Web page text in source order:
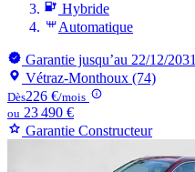
Hybride
Automatique
Garantie jusqu’au 22/12/2031
Vétraz-Monthoux (74)
Dès226 €/mois
ou 23 490 €
Garantie Constructeur